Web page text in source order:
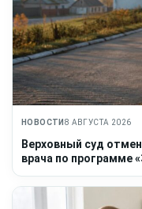
НОВОСТИ 8 АВГУСТА 2026
Верховный суд
врача по программе